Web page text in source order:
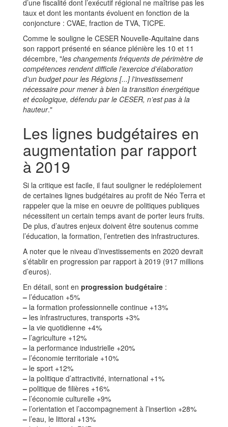
d’une fiscalité dont l’exécutif régional ne maîtrise pas les
taux et dont les montants évoluent en fonction de la
conjoncture : CVAE, fraction de TVA, TICPE.
Comme le souligne le CESER Nouvelle-Aquitaine dans
son rapport présenté en séance plénière les 10 et 11
décembre, "les changements fréquents de périmètre de
compétences rendent difficile l’exercice d’élaboration
d’un budget pour les Régions [...] l’investissement
nécessaire pour mener à bien la transition énergétique
et écologique, défendu par le CESER, n’est pas à la
hauteur."
Les lignes budgétaires en
augmentation par rapport
à 2019
Si la critique est facile, il faut souligner le redéploiement
de certaines lignes budgétaires au profit de Néo Terra et
rappeler que la mise en oeuvre de politiques publiques
nécessitent un certain temps avant de porter leurs fruits.
De plus, d’autres enjeux doivent être soutenus comme
l’éducation, la formation, l’entretien des infrastructures.
A noter que le niveau d’investissements en 2020 devrait
s’établir en progression par rapport à 2019 (917 millions
d’euros).
En détail, sont en progression budgétaire :
– l’éducation +5%
– la formation professionnelle continue +13%
– les infrastructures, transports +3%
– la vie quotidienne +4%
– l’agriculture +12%
– la performance industrielle +20%
– l’économie territoriale +10%
– le sport +12%
– la politique d’attractivité, international +1%
– politique de filières +16%
– l’économie culturelle +9%
– l’orientation et l’accompagnement à l’insertion +28%
– l’eau, le littoral +13%